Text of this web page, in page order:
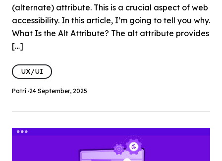
(alternate) attribute. This is a crucial aspect of web
accessibility. In this article, I’m going to tell you why.
What Is the Alt Attribute? The alt attribute provides
[…]
UX/UI
Patri ·24 September, 2025